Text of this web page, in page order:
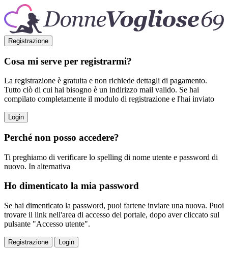
Registrazione
Cosa mi serve per registrarmi?
La registrazione è gratuita e non richiede dettagli di pagamento.
Tutto ciò di cui hai bisogno è un indirizzo mail valido. Se hai
compilato completamente il modulo di registrazione e l'hai inviato
Login
Perché non posso accedere?
Ti preghiamo di verificare lo spelling di nome utente e password di
nuovo. In alternativa
Ho dimenticato la mia password
Se hai dimenticato la password, puoi fartene inviare una nuova. Puoi
trovare il link nell'area di accesso del portale, dopo aver cliccato sul
pulsante "Accesso utente".
Registrazione Login